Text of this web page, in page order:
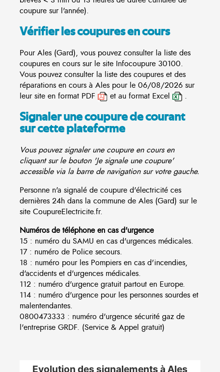
coupure sur l'année).
Vérifier les coupures en cours
Pour Ales (Gard), vous pouvez consulter la liste des
coupures en cours sur le site Infocoupure 30100.
Vous pouvez consulter la liste des coupures et des
réparations en cours à Ales pour le 06/08/2026 sur
leur site en format PDF
et au format Excel .
Signaler une coupure de courant
sur cette plateforme
Vous pouvez signaler une coupure en cours en
cliquant sur le bouton 'Je signale une coupure'
accessible via la barre de navigation sur votre gauche.
Personne n'a signalé de coupure d'électricité ces
dernières 24h dans la commune de Ales (Gard) sur le
site CoupureElectricite.fr.
Numéros de téléphone en cas d'urgence
15 : numéro du SAMU en cas d'urgences médicales.
17 : numéro de Police secours.
18 : numéro pour les Pompiers en cas d'incendies,
d'accidents et d'urgences médicales.
112 : numéro d'urgence gratuit partout en Europe.
114 : numéro d'urgence pour les personnes sourdes et
malentendantes.
0800473333 : numéro d'urgence sécurité gaz de
l'entreprise GRDF. (Service & Appel gratuit)
Evolution des signalements à Ales